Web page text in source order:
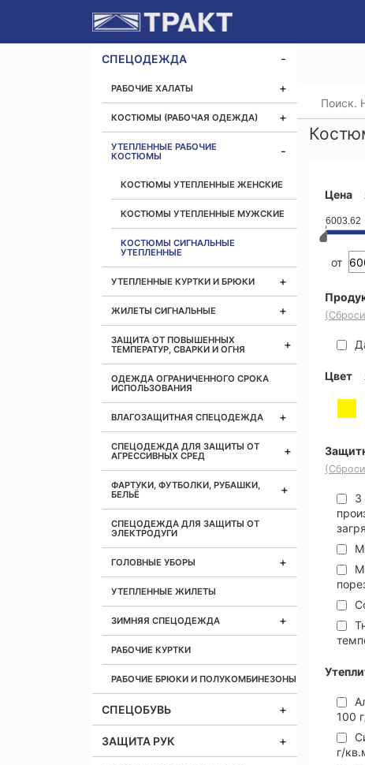
СПЕЦОДЕЖДА
РАБОЧИЕ ХАЛАТЫ
КОСТЮМЫ (РАБОЧАЯ ОДЕЖДА)
УТЕПЛЕННЫЕ РАБОЧИЕ
КОСТЮМЫ
КОСТЮМЫ УТЕПЛЕННЫЕ ЖЕНСКИЕ
КОСТЮМЫ УТЕПЛЕННЫЕ МУЖСКИЕ
КОСТЮМЫ СИГНАЛЬНЫЕ
УТЕПЛЕННЫЕ
УТЕПЛЕННЫЕ КУРТКИ И БРЮКИ
ЖИЛЕТЫ СИГНАЛЬНЫЕ
ЗАЩИТА ОТ ПОВЫШЕННЫХ
ТЕМПЕРАТУР, СВАРКИ И ОГНЯ
ОДЕЖДА ОГРАНИЧЕННОГО СРОКА
ИСПОЛЬЗОВАНИЯ
ВЛАГОЗАЩИТНАЯ СПЕЦОДЕЖДА
СПЕЦОДЕЖДА ДЛЯ ЗАЩИТЫ ОТ
АГРЕССИВНЫХ СРЕД
ФАРТУКИ, ФУТБОЛКИ, РУБАШКИ,
БЕЛЬЁ
СПЕЦОДЕЖДА ДЛЯ ЗАЩИТЫ ОТ
ЭЛЕКТРОДУГИ
ГОЛОВНЫЕ УБОРЫ
УТЕПЛЕННЫЕ ЖИЛЕТЫ
ЗИМНЯЯ СПЕЦОДЕЖДА
РАБОЧИЕ КУРТКИ
РАБОЧИЕ БРЮКИ И ПОЛУКОМБИНЕЗОНЫ
СПЕЦОБУВЬ
ЗАЩИТА РУК
Цена
6003.62
от
Цвет
З
100
г/